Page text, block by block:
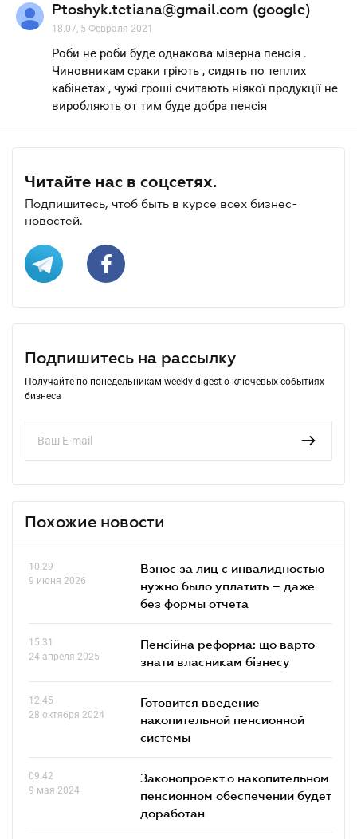
Ptoshyk.tetiana@gmail.com (google)
18.07, 5 Февраля 2021
Роби не роби буде однакова мізерна пенсія .
Чиновникам сраки гріють , сидять по теплих
кабінетах , чужі гроші считають ніякої продукції не
виробляють от тим буде добра пенсія
Читайте нас в соцсетях.
Подпишитесь, чтоб быть в курсе всех бизнес-
новостей.
Подпишитесь на рассылку
Получайте по понедельникам weekly-digest о ключевых событиях
бизнеса
Похожие новости
10.29
9 июня 2026
Взнос за лиц с инвалидностью
нужно было уплатить – даже
без формы отчета
15.31
24 апреля 2025
Пенсійна реформа: що варто
знати власникам бізнесу
12.45
28 октября 2024
Готовится введение
накопительной пенсионной
системы
09.42
9 мая 2024
Законопроект о накопительном
пенсионном обеспечении будет
доработан